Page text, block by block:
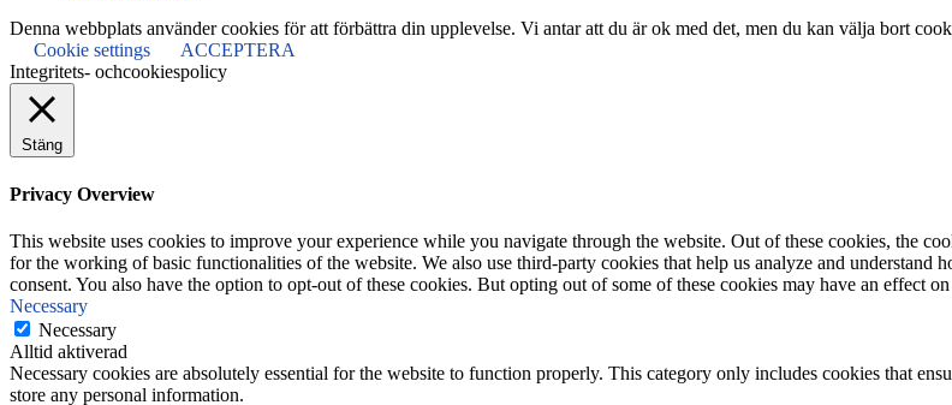
Denna webbplats använder cookies för att förbättra din upplevelse. Vi antar att du är ok med det, men du kan välja bort
Cookie settings
ACCEPTERA
Integritets- ochcookiespolicy
Stäng
Privacy Overview
This website uses cookies to improve your experience while you navigate through the website. Out of these cookies, the
for the working of basic functionalities of the website. We also use third-party cookies that help us analyze and
consent. You also have the option to opt-out of these cookies. But opting out of some of these cookies may have an effect
Necessary
Necessary
Alltid aktiverad
Necessary cookies are absolutely essential for the website to function properly. This category only includes cookies that
store any personal information.